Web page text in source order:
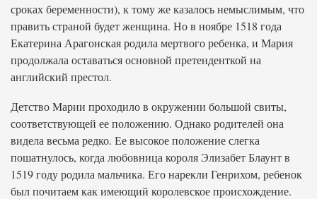
сроках беременности), к тому же казалось немыслимым, что
править страной будет женщина. Но в ноябре 1518 года
Екатерина Арагонская родила мертвого ребенка, и Мария
продолжала оставаться основной претенденткой на
английский престол.
Детство Марии проходило в окружении большой свиты,
соответствующей ее положению. Однако родителей она
видела весьма редко. Ее высокое положение слегка
пошатнулось, когда любовница короля Элизабет Блаунт в
1519 году родила мальчика. Его нарекли Генрихом, ребенок
был почитаем как имеющий королевское происхождение.